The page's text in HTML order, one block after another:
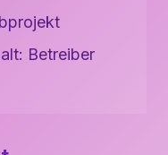
Betreiber